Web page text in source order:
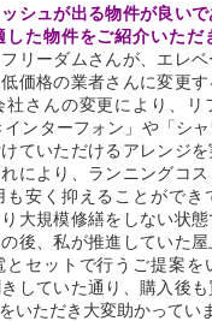
シュが出る物件が良い
た物件をご紹介いただ
リーダムさんが、エレ
価格の業者さんに変更す
社さんの変更により、リ
インターフォン」や「シャ
ていただけるアレンジ
により、ランニングコス
も安く抑えることができ
大規模修繕をしない状
後、私が推進していた
とセットで行うご提案を
していた通り、購入後
いただき大変助かってい